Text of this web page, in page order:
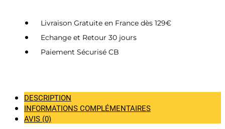
Livraison Gratuite en France dès 129€
Echange et Retour 30 jours
Paiement Sécurisé CB
DESCRIPTION
INFORMATIONS COMPLÉMENTAIRES
AVIS (0)